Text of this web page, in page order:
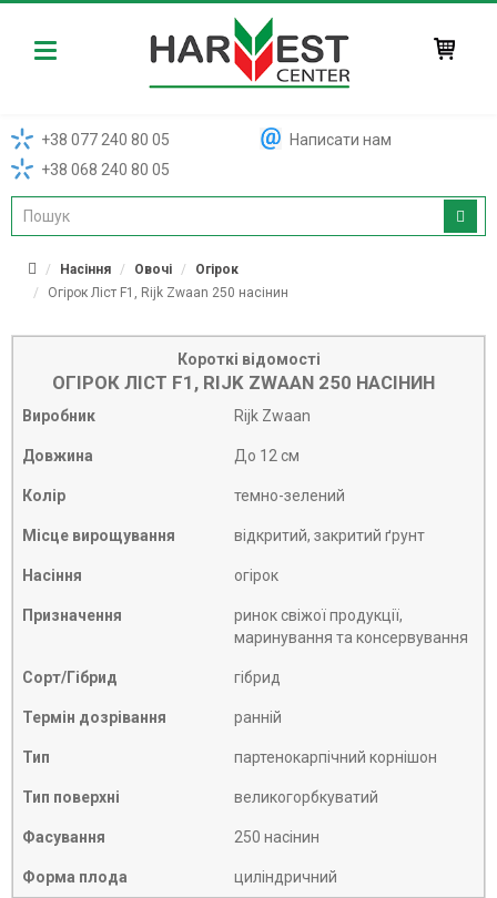
Harvest
+38 077 240 80 05
+38 068 240 80 05
Написати нам
Насіння Овочі
Огірок
Огірок Ліст F1, Rijk Zwaan 250 насінин
Короткі відомості
ОГІРОК ЛІСТ F1, RIJK ZWAAN 250 НАСІНИН
Виробник Rijk Zwaan
Довжина До 12 см
Колір темно-зелений
Місце вирощування відкритий, закритий ґрунт
Насіння огірок
Призначення
ринок свіжої продукції,
маринування та консервування
Сорт/Гібрид гібрид
Термін дозрівання ранній
Тип партенокарпічний корнішон
Тип поверхні великогорбкуватий
Фасування 250 насінин
Форма плода циліндричний